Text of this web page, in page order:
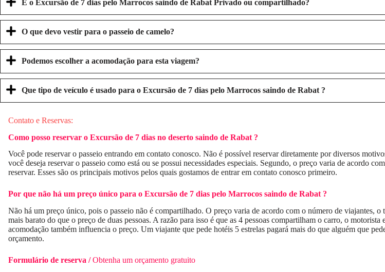
É o Excursão de 7 dias pelo Marrocos saindo de Rabat Privado ou compartilhado?
O que devo vestir para o passeio de camelo?
Podemos escolher a acomodação para esta viagem?
Que tipo de veículo é usado para o Excursão de 7 dias pelo Marrocos saindo de Rabat ?
Contato e Reservas:
Como posso reservar o Excursão de 7 dias no deserto saindo de Rabat ?
Você pode reservar o passeio entrando em contato conosco. Não é possível reservar diretamente por diversos
você deseja reservar o passeio como está ou se possui necessidades especiais. Segundo, o preço varia de acordo
reservar. Esses são os principais motivos pelos quais gostamos de entrar em contato conosco primeiro.
Por que não há um preço único para o Excursão de 7 dias pelo Marrocos saindo de Rabat ?
Não há um preço único, pois o passeio não é compartilhado. O preço varia de acordo com o número de viajantes,
mais barato do que o preço de duas pessoas. A razão para isso é que as 4 pessoas compartilham o carro, o
acomodação também influencia o preço. Um viajante que pede hotéis 5 estrelas pagará mais do que alguém que
orçamento.
Formulário de reserva /Obtenha um orçamento gratuito